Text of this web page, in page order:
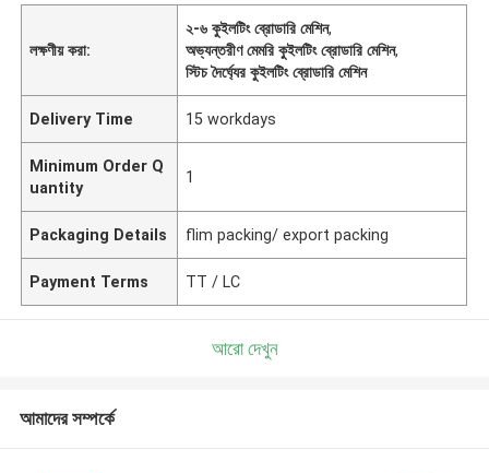
লক্ষণীয় করা:
২-৬ কুইলটিং ব্রোডারি মেশিন,
অভ্যন্তরীণ মেমরি কুইলটিং ব্রোডারি মেশিন,
স্টিচ দৈর্ঘ্যের কুইলটিং ব্রোডারি মেশিন
Delivery Time 15 workdays
Minimum Order Q
uantity
1
Packaging Details flim packing/ export packing
Payment Terms TT / LC
আরো দেখুন
আমাদের সম্পর্কে